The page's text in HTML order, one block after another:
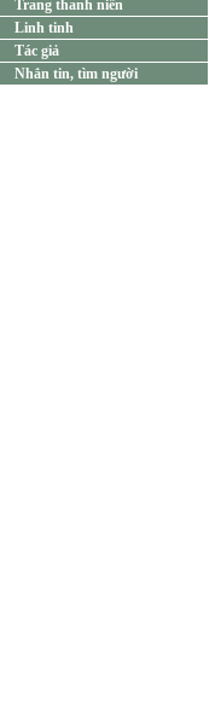
Trang thanh niên
Linh tinh
Tác giả
Nhắn tin, tìm người